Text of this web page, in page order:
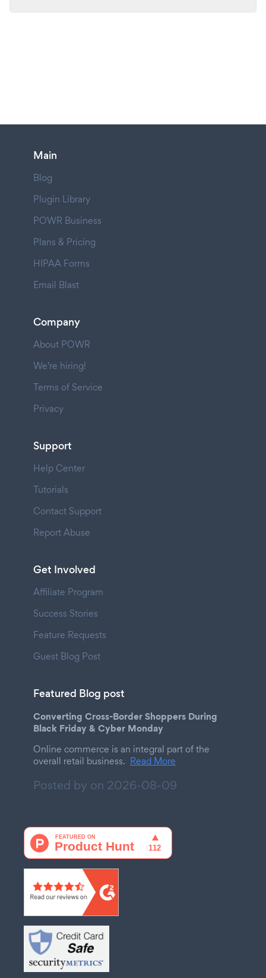
Main
Blog
Plugin Library
POWR Business
Plans & Pricing
HIPAA Forms
Email Blast
Company
About POWR
We're hiring!
Terms of Service
Privacy
Support
Help Center
Tutorials
Contact Support
Report Abuse
Get Involved
Affiliate Program
Success Stories
Feature Requests
Guest Blog Post
Featured Blog post
Converting Cross-Border Shoppers During
Black Friday & Cyber Monday
Online commerce is an integral part of the
overall retail business. Read More
Posted by on 2026-08-09